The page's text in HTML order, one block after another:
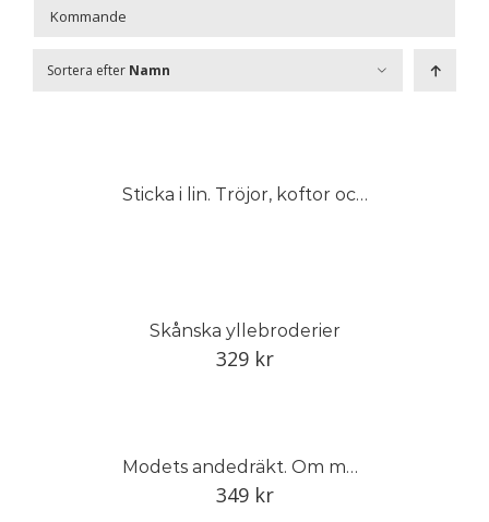
Sortera efter Namn
Sticka i lin. Tröjor, koftor och västar
Skånska yllebroderier
329 kr
Modets andedräkt. Om modeteckning, den svenska historien
349 kr